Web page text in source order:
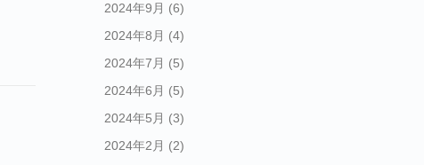
2024年9月 (6)
2024年8月 (4)
2024年7月 (5)
2024年6月 (5)
2024年5月 (3)
2024年2月 (2)